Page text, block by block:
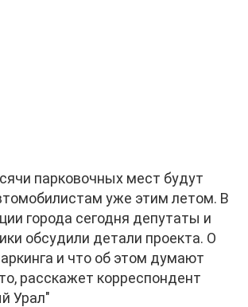
парковочных мест будут
уже этим летом. В
города сегодня депутаты и
обсудили детали проекта. О
и что об этом думают
расскажет корреспондент
Урал"